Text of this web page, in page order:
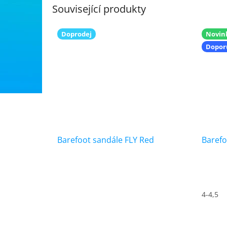
Související produkty
Doprodej
Barefoot sandále FLY Red
4-4,5